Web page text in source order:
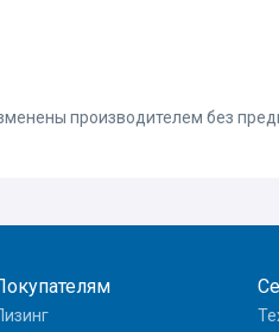
производителем без